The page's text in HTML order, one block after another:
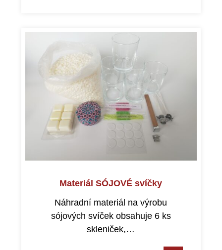
Materiál SÓJOVÉ svíčky
Náhradní materiál na výrobu
sójových svíček obsahuje 6 ks
skleniček,…